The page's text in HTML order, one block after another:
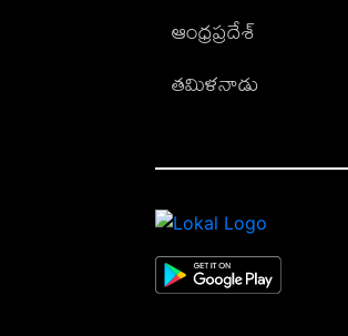
ఆంధ్రప్రదేశ్
తమిళనాడు